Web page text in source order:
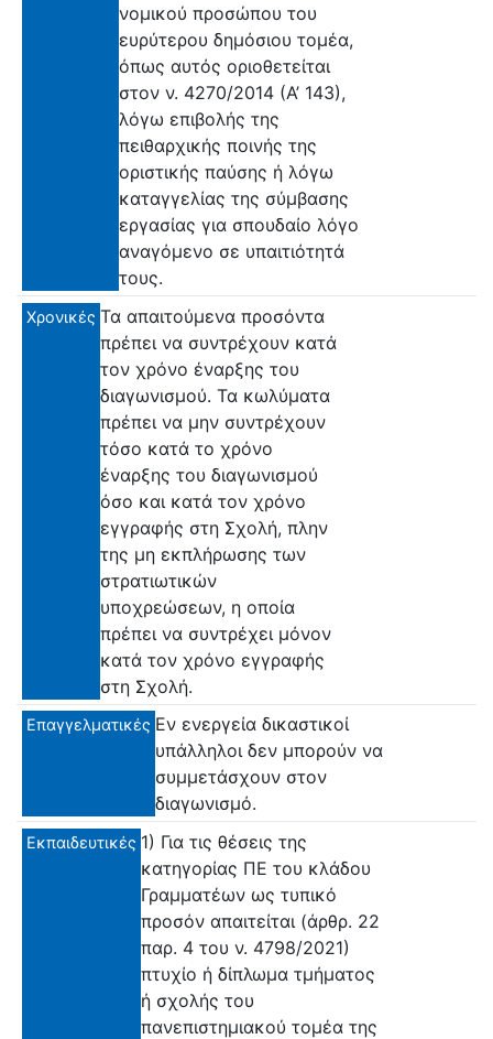
νομικού προσώπου του
ευρύτερου δημόσιου τομέα,
όπως αυτός οριοθετείται
στον ν. 4270/2014 (Α’ 143),
λόγω επιβολής της
πειθαρχικής ποινής της
οριστικής παύσης ή λόγω
καταγγελίας της σύμβασης
εργασίας για σπουδαίο λόγο
αναγόμενο σε υπαιτιότητά
τους.
Χρονικές Τα απαιτούμενα προσόντα
πρέπει να συντρέχουν κατά
τον χρόνο έναρξης του
διαγωνισμού. Τα κωλύματα
πρέπει να μην συντρέχουν
τόσο κατά το χρόνο
έναρξης του διαγωνισμού
όσο και κατά τον χρόνο
εγγραφής στη Σχολή, πλην
της μη εκπλήρωσης των
στρατιωτικών
υποχρεώσεων, η οποία
πρέπει να συντρέχει μόνον
κατά τον χρόνο εγγραφής
στη Σχολή.
Επαγγελματικές Εν ενεργεία δικαστικοί
υπάλληλοι δεν μπορούν να
συμμετάσχουν στον
διαγωνισμό.
Εκπαιδευτικές 1) Για τις θέσεις της
κατηγορίας ΠΕ του κλάδου
Γραμματέων ως τυπικό
προσόν απαιτείται (άρθρ. 22
παρ. 4 του ν. 4798/2021)
πτυχίο ή δίπλωμα τμήματος
ή σχολής του
πανεπιστημιακού τομέα της